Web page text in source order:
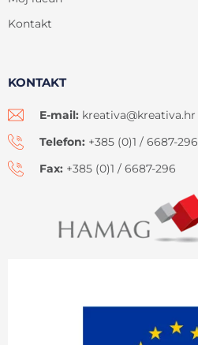
Kontakt
KONTAKT
E-mail: kreativa@kreativa.hr
Telefon: +385 (0)1 / 6687-296
Fax: +385 (0)1 / 6687-296